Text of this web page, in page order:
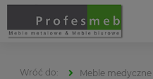
Meble medyczne